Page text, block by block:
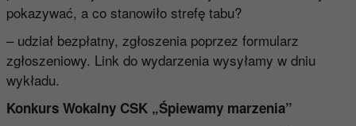
pokazywać, a co stanowiło strefę tabu?
– udział bezpłatny, zgłoszenia poprzez formularz
zgłoszeniowy. Link do wydarzenia wysyłamy w dniu
wykładu.
Konkurs Wokalny CSK „Śpiewamy marzenia”